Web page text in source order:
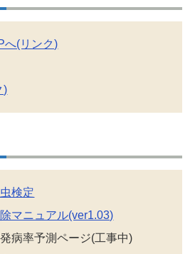
へ(リンク)
)
検定
マニュアル(ver1.03)
病率予測ページ(工事中)